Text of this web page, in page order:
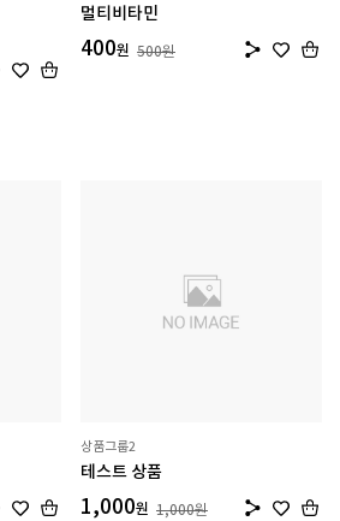
멀티비타민
400원 500원
상품그룹2
테스트 상품
1,000원 1,000원